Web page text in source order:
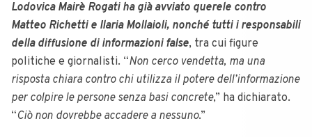
Lodovica Mairè Rogati ha già avviato querele contro
Matteo Richetti e Ilaria Mollaioli, nonché tutti i responsabili
della diffusione di informazioni false, tra cui figure
politiche e giornalisti. “Non cerco vendetta, ma una
risposta chiara contro chi utilizza il potere dell’informazione
per colpire le persone senza basi concrete,” ha dichiarato.
“Ciò non dovrebbe accadere a nessuno.”